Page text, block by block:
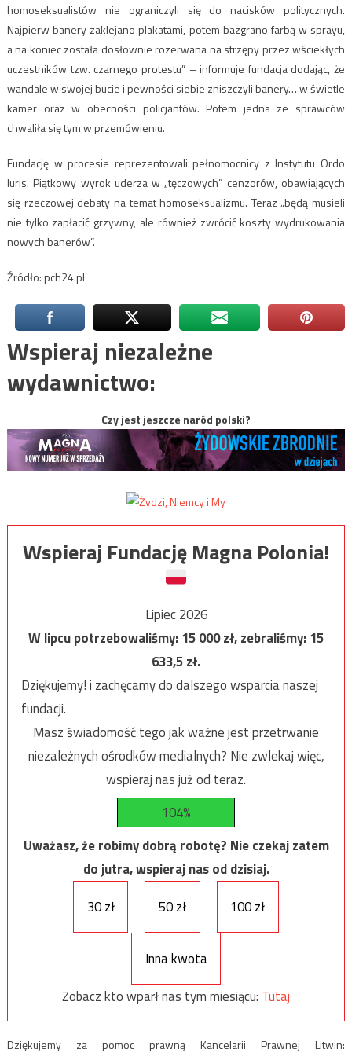
homoseksualistów nie ograniczyli się do nacisków politycznych.
Najpierw banery zaklejano plakatami, potem bazgrano farbą w sprayu,
a na koniec została dosłownie rozerwana na strzępy przez wściekłych
uczestników tzw. czarnego protestu” – informuje fundacja dodając, że
wandale w swojej bucie i pewności siebie zniszczyli banery… w świetle
kamer oraz w obecności policjantów. Potem jedna ze sprawców
chwaliła się tym w przemówieniu.
Fundację w procesie reprezentowali pełnomocnicy z Instytutu Ordo
Iuris. Piątkowy wyrok uderza w „tęczowych” cenzorów, obawiających
się rzeczowej debaty na temat homoseksualizmu. Teraz „będą musieli
nie tylko zapłacić grzywny, ale również zwrócić koszty wydrukowania
nowych banerów”.
Źródło: pch24.pl
Wspieraj niezależne
wydawnictwo:
Czy jest jeszcze naród polski?
Wspieraj Fundację Magna Polonia!
Lipiec 2026
W lipcu potrzebowaliśmy:15 000zł, zebraliśmy:15
633,5zł.
Dziękujemy! i zachęcamy do dalszego wsparcia naszej
fundacji.
Masz świadomość tego jak ważne jest przetrwanie
niezależnych ośrodków medialnych? Nie zwlekaj więc,
wspieraj nas już od teraz.
104%
Uważasz, że robimy dobrą robotę? Nie czekaj zatem
do jutra, wspieraj nas od dzisiaj.
30 zł
50 zł 100 zł
Inna kwota
Zobacz kto wparł nas tym miesiącu: Tutaj
Dziękujemy za pomoc prawną Kancelarii Prawnej Litwin: